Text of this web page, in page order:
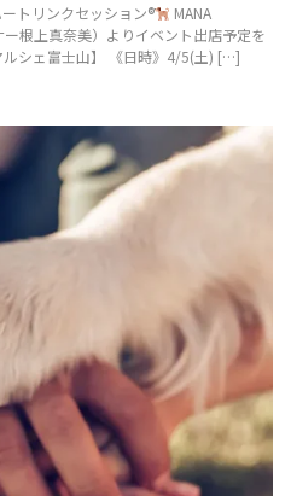
ートリンクセッション®️
MANA
根上真奈美）よりイベント出店予定を
シェ富士山】 《日時》4/5(土) […]